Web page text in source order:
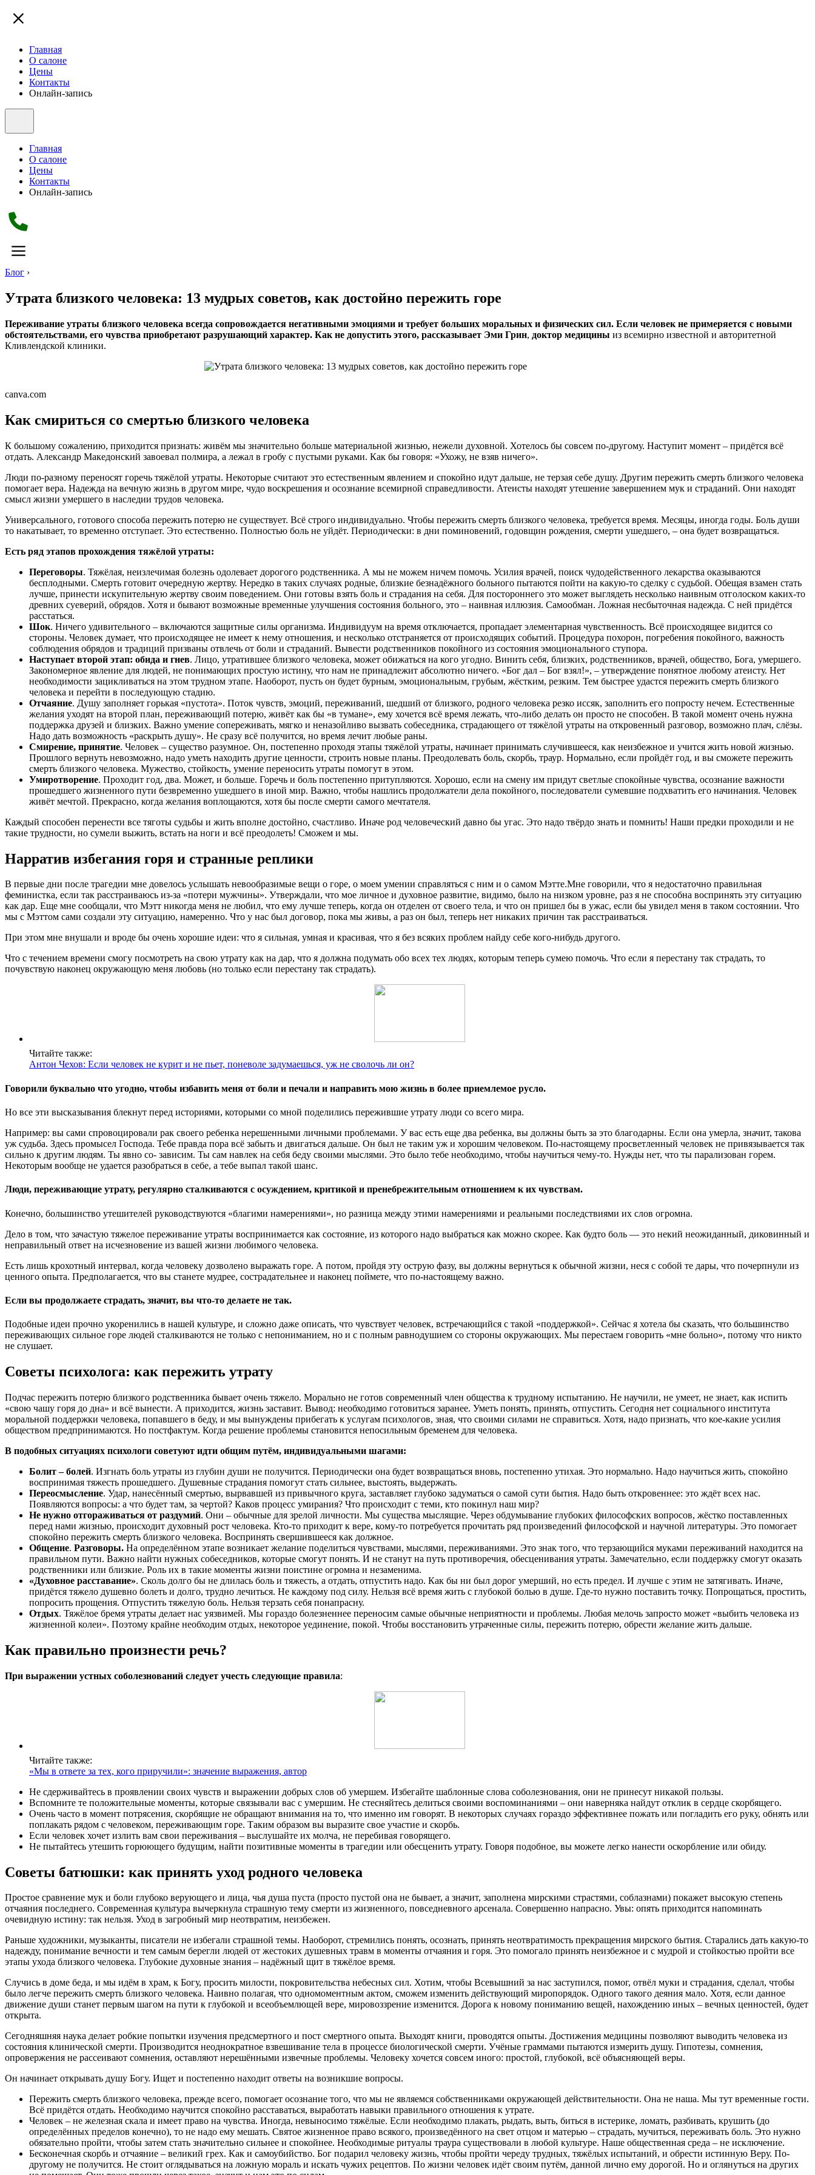
Главная
О салоне
Цены
Контакты
Онлайн-запись
Главная
О салоне
Цены
Контакты
Онлайн-запись
Блог ›
Утрата близкого человека: 13 мудрых советов, как достойно пережить горе
Переживание утраты близкого человека всегда сопровождается негативными эмоциями и требует больших моральных и физических сил. Если человек не примеряется с новыми
обстоятельствами, его чувства приобретают разрушающий характер. Как не допустить этого, рассказывает Эми Грин, доктор медицины из всемирно известной и авторитетной
Кливлендской клиники.
canva.com
Как смириться со смертью близкого человека
К большому сожалению, приходится признать: живём мы значительно больше материальной жизнью, нежели духовной. Хотелось бы совсем по-другому. Наступит момент – придётся всё
отдать. Александр Македонский завоевал полмира, а лежал в гробу с пустыми руками. Как бы говоря: «Ухожу, не взяв ничего».
Люди по-разному переносят горечь тяжёлой утраты. Некоторые считают это естественным явлением и спокойно идут дальше, не терзая себе душу. Другим пережить смерть близкого человека
помогает вера. Надежда на вечную жизнь в другом мире, чудо воскрешения и осознание всемирной справедливости. Атеисты находят утешение завершением мук и страданий. Они находят
смысл жизни умершего в наследии трудов человека.
Универсального, готового способа пережить потерю не существует. Всё строго индивидуально. Чтобы пережить смерть близкого человека, требуется время. Месяцы, иногда годы. Боль души
то накатывает, то временно отступает. Это естественно. Полностью боль не уйдёт. Периодически: в дни поминовений, годовщин рождения, смерти ушедшего, – она будет возвращаться.
Есть ряд этапов прохождения тяжёлой утраты:
Переговоры. Тяжёлая, неизлечимая болезнь одолевает дорогого родственника. А мы не можем ничем помочь. Усилия врачей, поиск чудодейственного лекарства оказываются
бесплодными. Смерть готовит очередную жертву. Нередко в таких случаях родные, близкие безнадёжного больного пытаются пойти на какую-то сделку с судьбой. Обещая взамен стать
лучше, принести искупительную жертву своим поведением. Они готовы взять боль и страдания на себя. Для постороннего это может выглядеть несколько наивным отголоском каких-то
древних суеверий, обрядов. Хотя и бывают возможные временные улучшения состояния больного, это – наивная иллюзия. Самообман. Ложная несбыточная надежда. С ней придётся
расстаться.
Шок. Ничего удивительного – включаются защитные силы организма. Индивидуум на время отключается, пропадает элементарная чувственность. Всё происходящее видится со
стороны. Человек думает, что происходящее не имеет к нему отношения, и несколько отстраняется от происходящих событий. Процедура похорон, погребения покойного, важность
соблюдения обрядов и традиций призваны отвлечь от боли и страданий. Вывести родственников покойного из состояния эмоционального ступора.
Наступает второй этап: обида и гнев. Лицо, утратившее близкого человека, может обижаться на кого угодно. Винить себя, близких, родственников, врачей, общество, Бога, умершего.
Закономерное явление для людей, не понимающих простую истину, что нам не принадлежит абсолютно ничего. «Бог дал – Бог взял!», – утверждение понятное любому атеисту. Нет
необходимости зацикливаться на этом трудном этапе. Наоборот, пусть он будет бурным, эмоциональным, грубым, жёстким, резким. Тем быстрее удастся пережить смерть близкого
человека и перейти в последующую стадию.
Отчаяние. Душу заполняет горькая «пустота». Поток чувств, эмоций, переживаний, шедший от близкого, родного человека резко иссяк, заполнить его попросту нечем. Естественные
желания уходят на второй план, переживающий потерю, живёт как бы «в тумане», ему хочется всё время лежать, что-либо делать он просто не способен. В такой момент очень нужна
поддержка друзей и близких. Важно умение сопереживать, мягко и неназойливо вызвать собеседника, страдающего от тяжёлой утраты на откровенный разговор, возможно плач, слёзы.
Надо дать возможность «раскрыть душу». Не сразу всё получится, но время лечит любые раны.
Смирение, принятие. Человек – существо разумное. Он, постепенно проходя этапы тяжёлой утраты, начинает принимать случившееся, как неизбежное и учится жить новой жизнью.
Прошлого вернуть невозможно, надо уметь находить другие ценности, строить новые планы. Преодолевать боль, скорбь, траур. Нормально, если пройдёт год, и вы сможете пережить
смерть близкого человека. Мужество, стойкость, умение переносить утраты помогут в этом.
Умиротворение. Проходит год, два. Может, и больше. Горечь и боль постепенно притупляются. Хорошо, если на смену им придут светлые спокойные чувства, осознание важности
прошедшего жизненного пути безвременно ушедшего в иной мир. Важно, чтобы нашлись продолжатели дела покойного, последователи сумевшие подхватить его начинания. Человек
живёт мечтой. Прекрасно, когда желания воплощаются, хотя бы после смерти самого мечтателя.
Каждый способен перенести все тяготы судьбы и жить вполне достойно, счастливо. Иначе род человеческий давно бы угас. Это надо твёрдо знать и помнить! Наши предки проходили и не
такие трудности, но сумели выжить, встать на ноги и всё преодолеть! Сможем и мы.
Нарратив избегания горя и странные реплики
В первые дни после трагедии мне довелось услышать невообразимые вещи о горе, о моем умении справляться с ним и о самом Мэтте.Мне говорили, что я недостаточно правильная
феминистка, если так расстраиваюсь из-за «потери мужчины». Утверждали, что мое личное и духовное развитие, видимо, было на низком уровне, раз я не способна воспринять эту ситуацию
как дар. Еще мне сообщали, что Мэтт никогда меня не любил, что ему лучше теперь, когда он отделен от своего тела, и что он пришел бы в ужас, если бы увидел меня в таком состоянии. Что
мы с Мэттом сами создали эту ситуацию, намеренно. Что у нас был договор, пока мы живы, а раз он был, теперь нет никаких причин так расстраиваться.
При этом мне внушали и вроде бы очень хорошие идеи: что я сильная, умная и красивая, что я без всяких проблем найду себе кого-нибудь другого.
Что с течением времени смогу посмотреть на свою утрату как на дар, что я должна подумать обо всех тех людях, которым теперь сумею помочь. Что если я перестану так страдать, то
почувствую наконец окружающую меня любовь (но только если перестану так страдать).
Читайте также:
Антон Чехов: Если человек не курит и не пьет, поневоле задумаешься, уж не сволочь ли он?
Говорили буквально что угодно, чтобы избавить меня от боли и печали и направить мою жизнь в более приемлемое русло.
Но все эти высказывания блекнут перед историями, которыми со мной поделились пережившие утрату люди со всего мира.
Например: вы сами спровоцировали рак своего ребенка нерешенными личными проблемами. У вас есть еще два ребенка, вы должны быть за это благодарны. Если она умерла, значит, такова
уж судьба. Здесь промысел Господа. Тебе правда пора всё забыть и двигаться дальше. Он был не таким уж и хорошим человеком. По-настоящему просветленный человек не привязывается так
сильно к другим людям. Ты явно со- зависим. Ты сам навлек на себя беду своими мыслями. Это было тебе необходимо, чтобы научиться чему-то. Нужды нет, что ты парализован горем.
Некоторым вообще не удается разобраться в себе, а тебе выпал такой шанс.
Люди, переживающие утрату, регулярно сталкиваются с осуждением, критикой и пренебрежительным отношением к их чувствам.
Конечно, большинство утешителей руководствуются «благими намерениями», но разница между этими намерениями и реальными последствиями их слов огромна.
Дело в том, что зачастую тяжелое переживание утраты воспринимается как состояние, из которого надо выбраться как можно скорее. Как будто боль — это некий неожиданный, диковинный и
неправильный ответ на исчезновение из вашей жизни любимого человека.
Есть лишь крохотный интервал, когда человеку дозволено выражать горе. А потом, пройдя эту острую фазу, вы должны вернуться к обычной жизни, неся с собой те дары, что почерпнули из
ценного опыта. Предполагается, что вы станете мудрее, сострадательнее и наконец поймете, что по-настоящему важно.
Если вы продолжаете страдать, значит, вы что-то делаете не так.
Подобные идеи прочно укоренились в нашей культуре, и сложно даже описать, что чувствует человек, встречающийся с такой «поддержкой». Сейчас я хотела бы сказать, что большинство
переживающих сильное горе людей сталкиваются не только с непониманием, но и с полным равнодушием со стороны окружающих. Мы перестаем говорить «мне больно», потому что никто
не слушает.
Советы психолога: как пережить утрату
Подчас пережить потерю близкого родственника бывает очень тяжело. Морально не готов современный член общества к трудному испытанию. Не научили, не умеет, не знает, как испить
«свою чашу горя до дна» и всё вынести. А приходится, жизнь заставит. Вывод: необходимо готовиться заранее. Уметь понять, принять, отпустить. Сегодня нет социального института
моральной поддержки человека, попавшего в беду, и мы вынуждены прибегать к услугам психологов, зная, что своими силами не справиться. Хотя, надо признать, что кое-какие усилия
обществом предпринимаются. Но постфактум. Когда решение проблемы становится непосильным бременем для человека.
В подобных ситуациях психологи советуют идти общим путём, индивидуальными шагами:
Болит – болей. Изгнать боль утраты из глубин души не получится. Периодически она будет возвращаться вновь, постепенно утихая. Это нормально. Надо научиться жить, спокойно
воспринимая тяжесть прошедшего. Душевные страдания помогут стать сильнее, выстоять, выдержать.
Переосмысление. Удар, нанесённый смертью, вырвавшей из привычного круга, заставляет глубоко задуматься о самой сути бытия. Надо быть откровеннее: это ждёт всех нас.
Появляются вопросы: а что будет там, за чертой? Каков процесс умирания? Что происходит с теми, кто покинул наш мир?
Не нужно отгораживаться от раздумий. Они – обычные для зрелой личности. Мы существа мыслящие. Через обдумывание глубоких философских вопросов, жёстко поставленных
перед нами жизнью, происходит духовный рост человека. Кто-то приходит к вере, кому-то потребуется прочитать ряд произведений философской и научной литературы. Это помогает
спокойно пережить смерть близкого человека. Воспринять свершившееся как должное.
Общение. Разговоры. На определённом этапе возникает желание поделиться чувствами, мыслями, переживаниями. Это знак того, что терзающийся муками переживаний находится на
правильном пути. Важно найти нужных собеседников, которые смогут понять. И не станут на путь противоречия, обесценивания утраты. Замечательно, если поддержку смогут оказать
родственники или близкие. Роль их в такие моменты жизни поистине огромна и незаменима.
«Духовное расставание». Сколь долго бы не длилась боль и тяжесть, а отдать, отпустить надо. Как бы ни был дорог умерший, но есть предел. И лучше с этим не затягивать. Иначе,
придётся тяжело душевно болеть и долго, трудно лечиться. Не каждому под силу. Нельзя всё время жить с глубокой болью в душе. Где-то нужно поставить точку. Попрощаться, простить,
попросить прощения. Отпустить тяжелую боль. Нельзя терзать себя понапрасну.
Отдых. Тяжёлое бремя утраты делает нас уязвимей. Мы гораздо болезненнее переносим самые обычные неприятности и проблемы. Любая мелочь запросто может «выбить человека из
жизненной колеи». Поэтому крайне необходим отдых, некоторое уединение, покой. Чтобы восстановить утраченные силы, пережить потерю, обрести желание жить дальше.
Как правильно произнести речь?
При выражении устных соболезнований следует учесть следующие правила:
Читайте также:
«Мы в ответе за тех, кого приручили»: значение выражения, автор
Не сдерживайтесь в проявлении своих чувств и выражении добрых слов об умершем. Избегайте шаблонные слова соболезнования, они не принесут никакой пользы.
Вспомните те положительные моменты, которые связывали вас с умершим. Не стесняйтесь делиться своими воспоминаниями – они наверняка найдут отклик в сердце скорбящего.
Очень часто в момент потрясения, скорбящие не обращают внимания на то, что именно им говорят. В некоторых случаях гораздо эффективнее пожать или погладить его руку, обнять или
поплакать рядом с человеком, переживающим горе. Таким образом вы выразите свое участие и скорбь.
Если человек хочет излить вам свои переживания – выслушайте их молча, не перебивая говорящего.
Не пытайтесь утешить горюющего будущим, найти позитивные моменты в трагедии или обесценить утрату. Говоря подобное, вы можете легко нанести оскорбление или обиду.
Советы батюшки: как принять уход родного человека
Простое сравнение мук и боли глубоко верующего и лица, чья душа пуста (просто пустой она не бывает, а значит, заполнена мирскими страстями, соблазнами) покажет высокую степень
отчаяния последнего. Современная культура вычеркнула страшную тему смерти из жизненного, повседневного арсенала. Совершенно напрасно. Увы: опять приходится напоминать
очевидную истину: так нельзя. Уход в загробный мир неотвратим, неизбежен.
Раньше художники, музыканты, писатели не избегали страшной темы. Наоборот, стремились понять, осознать, принять неотвратимость прекращения мирского бытия. Старались дать какую-то
надежду, понимание вечности и тем самым берегли людей от жестоких душевных травм в моменты отчаяния и горя. Это помогало принять неизбежное и с мудрой и стойкостью пройти все
этапы ухода близкого человека. Глубокие духовные знания – надёжный щит в тяжёлое время.
Случись в доме беда, и мы идём в храм, к Богу, просить милости, покровительства небесных сил. Хотим, чтобы Всевышний за нас заступился, помог, отвёл муки и страдания, сделал, чтобы
было легче пережить смерть близкого человека. Наивно полагая, что одномоментным актом, сможем изменить действующий миропорядок. Одного такого деяния мало. Хотя, если данное
движение души станет первым шагом на пути к глубокой и всеобъемлющей вере, мировоззрение изменится. Дорога к новому пониманию вещей, нахождению иных – вечных ценностей, будет
открыта.
Сегодняшняя наука делает робкие попытки изучения предсмертного и пост смертного опыта. Выходят книги, проводятся опыты. Достижения медицины позволяют выводить человека из
состояния клинической смерти. Производится неоднократное взвешивание тела в процессе биологической смерти. Учёные граммами пытаются измерить душу. Гипотезы, сомнения,
опровержения не рассеивают сомнения, оставляют нерешёнными извечные проблемы. Человеку хочется совсем иного: простой, глубокой, всё объясняющей веры.
Он начинает открывать душу Богу. Ищет и постепенно находит ответы на возникшие вопросы.
Пережить смерть близкого человека, прежде всего, помогает осознание того, что мы не являемся собственниками окружающей действительности. Она не наша. Мы тут временные гости.
Всё придётся отдать. Необходимо научится спокойно расставаться, выработать навыки правильного отношения к утрате.
Человек – не железная скала и имеет право на чувства. Иногда, невыносимо тяжёлые. Если необходимо плакать, рыдать, выть, биться в истерике, ломать, разбивать, крушить (до
определённых пределов конечно), то не надо ему мешать. Святое жизненное право всякого, произведённого на свет отцом и матерью – страдать, мучиться, переживать боль. Это нужно
обязательно пройти, чтобы затем стать значительно сильнее и спокойнее. Необходимые ритуалы траура существовали в любой культуре. Наше общественная среда – не исключение.
Бесконечная скорбь и отчаяние – великий грех. Как и самоубийство. Бог подарил человеку жизнь, чтобы пройти череду трудных, тяжёлых испытаний, и обрести истинную Веру. По-
другому не получится. Не стоит оглядываться на ложную мораль и искать чужих рецептов. По жизни человек идёт своим путём, данной лично ему дорогой. Но и оглянуться на других